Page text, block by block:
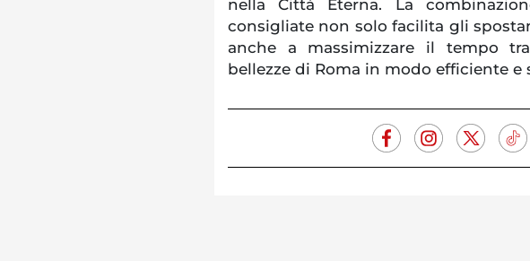
nella Città Eterna. La
consigliate non solo facilita gli
anche a massimizzare il tempo
bellezze di Roma in modo efficiente e